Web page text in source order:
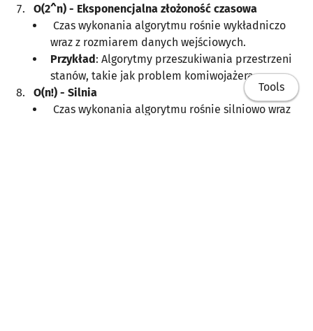
O(2^n) - Eksponencjalna złożoność czasowa
Czas wykonania algorytmu rośnie wykładniczo
wraz z rozmiarem danych wejściowych.
Przykład: Algorytmy przeszukiwania przestrzeni
stanów, takie jak problem komiwojażera.
O(n!) - Silnia
Czas wykonania algorytmu rośnie silniowo wraz
Tools